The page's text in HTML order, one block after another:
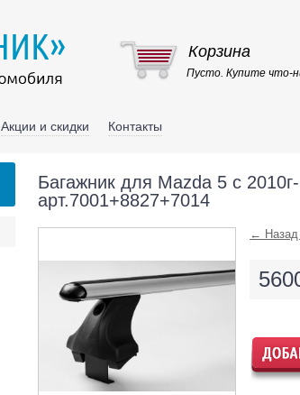
Акции и скидки Контакты
Корзина
Пусто. Купите что-
Багажник для Mazda 5 c
арт.7001+8827+7014
← Назад